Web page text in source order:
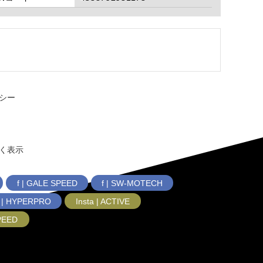
ー
表示
f | GALE SPEED
f | SW-MOTECH
HYPERPRO
Insta | ACTIVE